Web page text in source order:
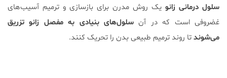
سلول درمانی زانو یک روش مدرن برای بازسازی و ترمیم آسیب‌های
غضروفی است که در آن سلول‌های بنیادی به مفصل زانو تزریق
می‌شوندتا روند ترمیم طبیعی بدن را تحریک کنند.